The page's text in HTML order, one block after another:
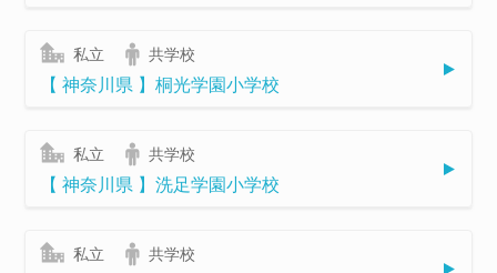
私立 共学校
【 神奈川県 】桐光学園小学校
私立 共学校
【 神奈川県 】洗足学園小学校
私立 共学校